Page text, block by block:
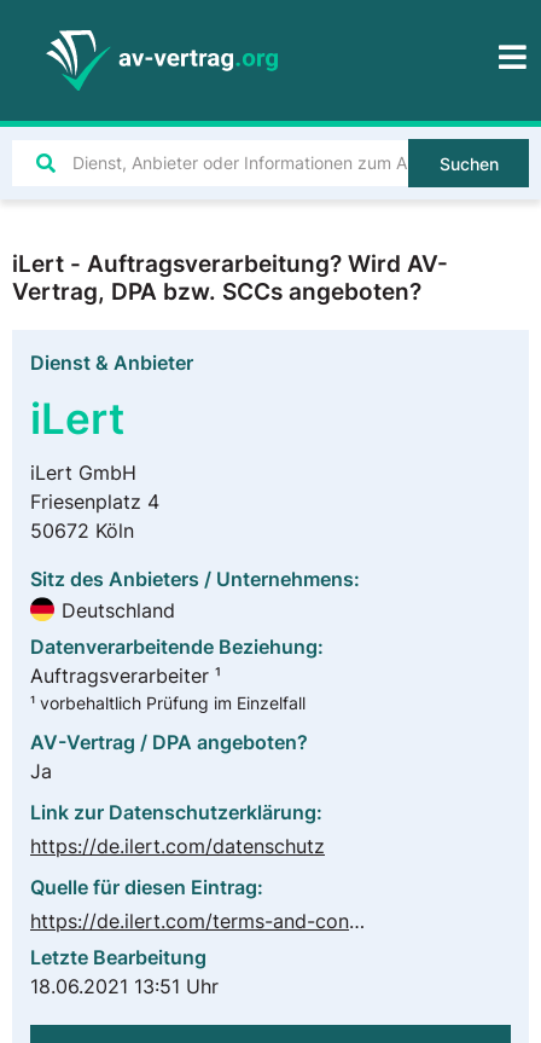
Suchen
iLert - Auftragsverarbeitung? Wird AV-
Vertrag, DPA bzw. SCCs angeboten?
Dienst & Anbieter
iLert
iLert GmbH
Friesenplatz 4
50672 Köln
Sitz des Anbieters / Unternehmens:
Deutschland
Datenverarbeitende Beziehung:
Auftragsverarbeiter ¹
¹ vorbehaltlich Prüfung im Einzelfall
AV-Vertrag / DPA angeboten?
Ja
Link zur Datenschutzerklärung:
https://de.ilert.com/datenschutz
Quelle für diesen Eintrag:
https://de.ilert.com/terms-and-conditions/
Letzte Bearbeitung
18.06.2021 13:51 Uhr